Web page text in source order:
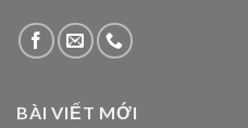
BÀI VIẾT MỚI